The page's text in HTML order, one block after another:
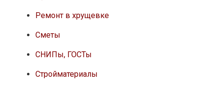
Ремонт в хрущевке
Сметы
СНИПы, ГОСТы
Стройматериалы